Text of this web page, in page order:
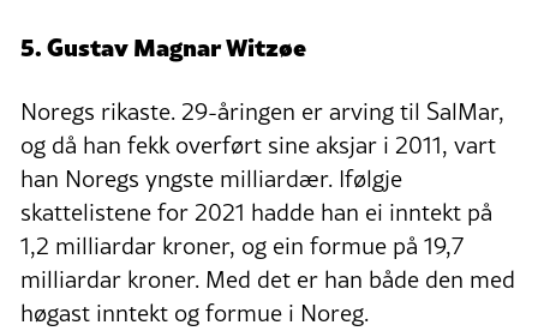
5. Gustav Magnar Witzøe
Noregs rikaste. 29-åringen er arving til SalMar,
og då han fekk overført sine aksjar i 2011, vart
han Noregs yngste milliardær. Ifølgje
skattelistene for 2021 hadde han ei inntekt på
1,2 milliardar kroner, og ein formue på 19,7
milliardar kroner. Med det er han både den med
høgast inntekt og formue i Noreg.